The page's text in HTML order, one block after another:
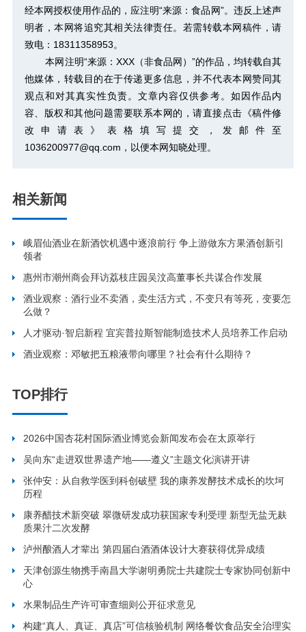
经本网授权使用作品的，应注明“来源：食品网”。违反上述声
明者，本网将追究其相关法律责任。若需转载本网稿件，请
致电：18311358953。
本网注明“来源：XXX（非食品网）”的作品，均转载自其
他媒体，转载目的在于传递更多信息，并不代表本网赞同其
观点和对其真实性负责。文章内容仅供参考。如因作品内
容、版权和其他问题需要联系本网的，请直接点击 《稿件修
改申请表》 表格填写提交，发邮件至
1036200977@qq.com，以便本网知晓处理。
相关新闻
峨眉仙酒业在新酒饮机遇中逐浪前行 争上游做东方果酒创新引
领者
惠州市潮州商会拜访荔枝庄园吴汶高董事长共谋合作发展
酒业观察：酒行业不卖酒，卖生活方式，不变只有等死，变要怎
么做？
人才驱动·智启新程 宜宾普拉斯智能制造技术人员培养工作启动
酒业观察：邓敏把五粮液带向哪里？社会有什么期待？
TOP排行
2026中国杏花村国际酒业博览会新闻发布会在太原举行
吴向东“走进双世界遗产地——遵义”主题文化演讲开讲
张仲安：从自救学医到科创破壁 我的康养发酵技术成长的坎坷
历程
康养醋技术新突破 翠微研发成功获国家专利受理 新型无盐无麸
质果汁二次发酵
泸州酿酒人才辈出 第四届白酒酒体设计大赛获得优异成绩
天津创源生物携手南昌大学谢明勇院士共建院士专家协同创新中
心
水果制品生产许可审查细则公开征求意见
构建“真人、真证、真店”可信核验机制 网络餐饮食品安全治理实